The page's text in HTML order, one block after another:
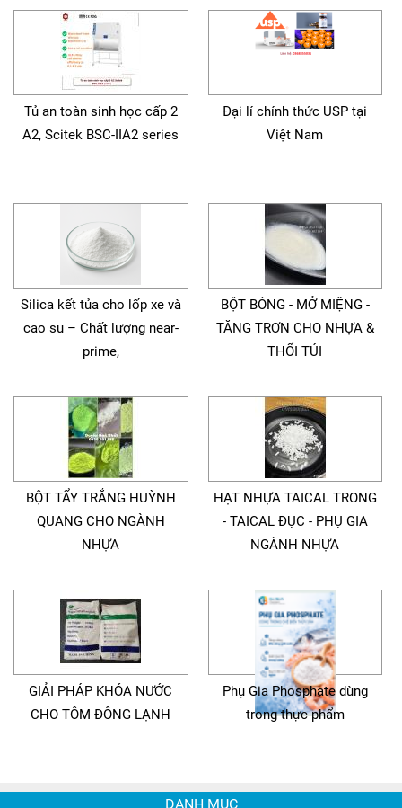
Tủ an toàn sinh học cấp 2
A2, Scitek BSC-IIA2 series
Đại lí chính thức USP tại
Việt Nam
Silica kết tủa cho lốp xe và
cao su – Chất lượng near-
prime,
BỘT BÓNG - MỞ MIỆNG -
TĂNG TRƠN CHO NHỰA &
THỔI TÚI
BỘT TẨY TRẮNG HUỲNH
QUANG CHO NGÀNH
NHỰA
HẠT NHỰA TAICAL TRONG
- TAICAL ĐỤC - PHỤ GIA
NGÀNH NHỰA
GIẢI PHÁP KHÓA NƯỚC
CHO TÔM ĐÔNG LẠNH
Phụ Gia Phosphate dùng
trong thực phẩm
DANH MỤC